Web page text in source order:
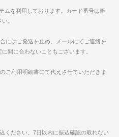
ムを利用しております。カード番号は暗
。
にはご発送を止め、メールにてご連絡を
間に合わないこともございます。
ご利用明細書にて代えさせていただきま
ください。7日以内に振込確認の取れない